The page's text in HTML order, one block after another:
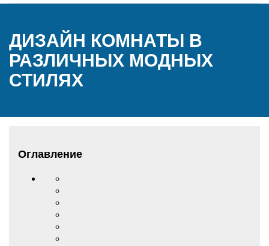
ДИЗАЙН КОМНАТЫ В
РАЗЛИЧНЫХ МОДНЫХ
СТИЛЯХ
Оглавление